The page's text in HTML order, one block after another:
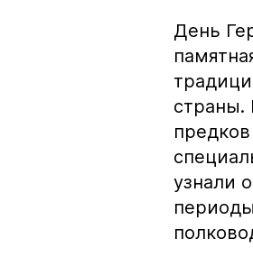
День
страны.
узнали